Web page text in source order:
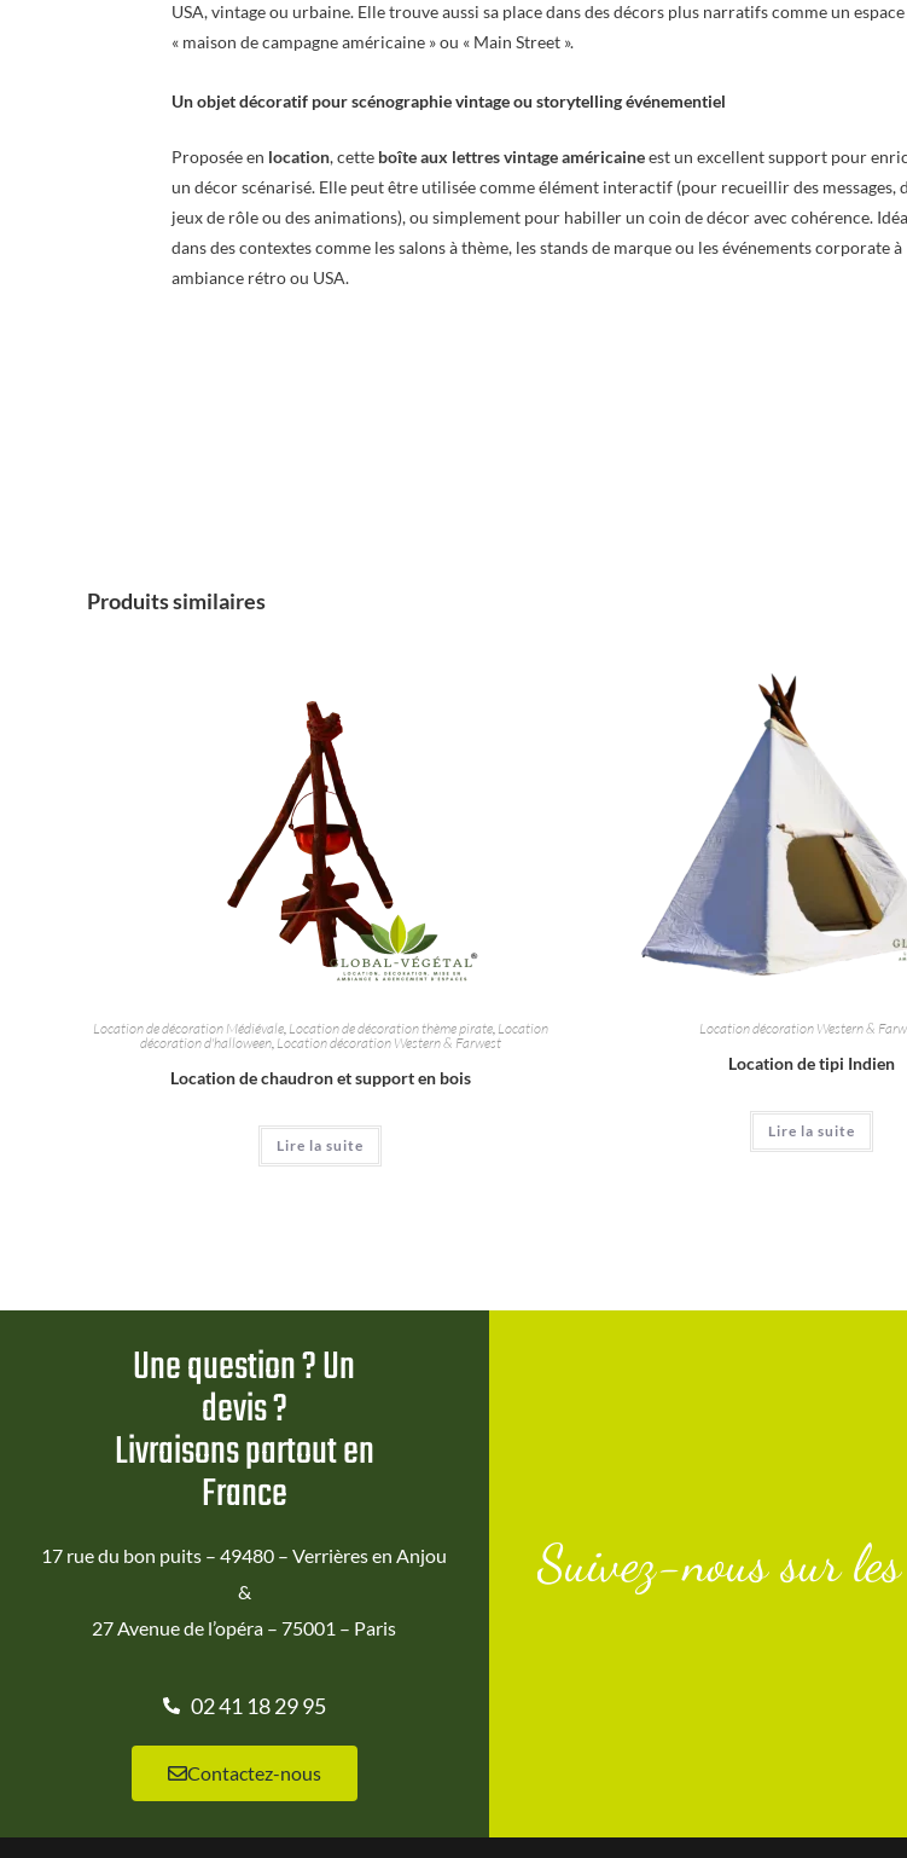
USA, vintage ou urbaine. Elle trouve aussi sa place dans des décors plus narratifs comme un espace
« maison de campagne américaine » ou « Main Street ».
Un objet décoratif pour scénographie vintage ou storytelling événementiel
Proposée en location, cette boîte aux lettres vintage américaineest un excellent support pour
un décor scénarisé. Elle peut être utilisée comme élément interactif (pour recueillir des messages,
jeux de rôle ou des animations), ou simplement pour habiller un coin de décor avec cohérence.
dans des contextes comme les salons à thème, les stands de marque ou les événements corporate à
ambiance rétro ou USA.
Produits similaires
Location de décoration Médiévale, Location de décoration thème pirate, Location
décoration d'halloween, Location décoration Western & Farwest
Location de chaudron et support en bois
Lire la suite
Location décoration Western &
Location de tipi Indien
Lire la suite
Une question ? Un
devis ?
Livraisons partout en
France
17 rue du bon puits – 49480 – Verrières en Anjou
&
27 Avenue de l’opéra – 75001 – Paris
02 41 18 29 95
Contactez-nous
Suivez-nous sur